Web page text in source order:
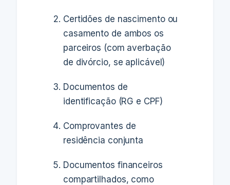
Certidões de nascimento ou
casamento de ambos os
parceiros (com averbação
de divórcio, se aplicável)
Documentos de
identificação (RG e CPF)
Comprovantes de
residência conjunta
Documentos financeiros
compartilhados, como